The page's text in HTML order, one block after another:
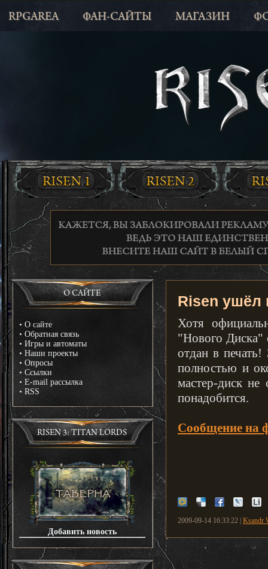
RPGAREA ФАН-САЙТЫ МАГАЗИН
О САЙТЕ
• О сайте
• Обратная связь
• Игры и автоматы
• Наши проекты
• Опросы
• Ссылки
• E-mail рассылка
• RSS
RISEN 3: TITAN LORDS
Добавить новость
Risen ушёл
Хотя
"Нового Диска"
отдан в
полностью и
мастер-диск
понадобится.
Сообщение на
2009-09-14 16:33:22 | Ksandr